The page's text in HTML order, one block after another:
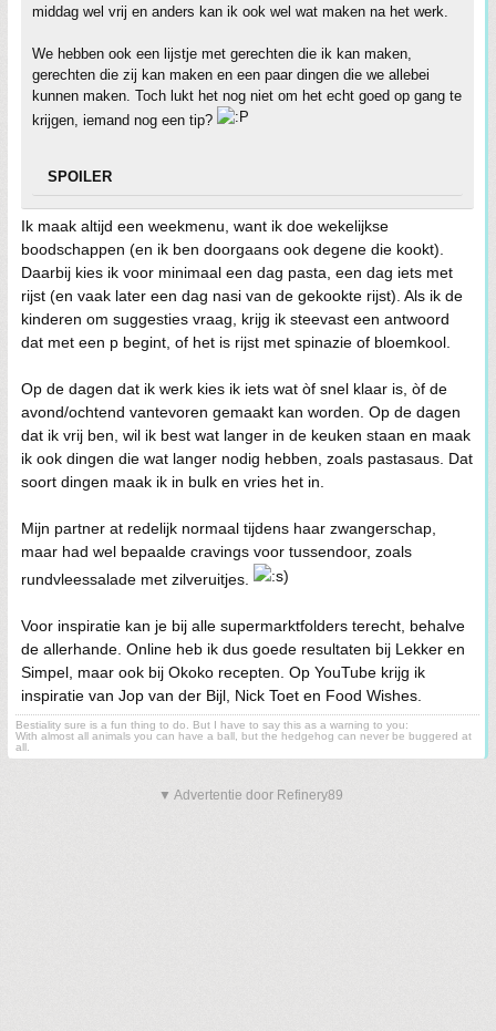
middag wel vrij en anders kan ik ook wel wat maken na het werk.
We hebben ook een lijstje met gerechten die ik kan maken,
gerechten die zij kan maken en een paar dingen die we allebei
kunnen maken. Toch lukt het nog niet om het echt goed op gang te
krijgen, iemand nog een tip?
SPOILER
Ik maak altijd een weekmenu, want ik doe wekelijkse
boodschappen (en ik ben doorgaans ook degene die kookt).
Daarbij kies ik voor minimaal een dag pasta, een dag iets met
rijst (en vaak later een dag nasi van de gekookte rijst). Als ik de
kinderen om suggesties vraag, krijg ik steevast een antwoord
dat met een p begint, of het is rijst met spinazie of bloemkool.
Op de dagen dat ik werk kies ik iets wat òf snel klaar is, òf de
avond/ochtend vantevoren gemaakt kan worden. Op de dagen
dat ik vrij ben, wil ik best wat langer in de keuken staan en maak
ik ook dingen die wat langer nodig hebben, zoals pastasaus. Dat
soort dingen maak ik in bulk en vries het in.
Mijn partner at redelijk normaal tijdens haar zwangerschap,
maar had wel bepaalde cravings voor tussendoor, zoals
rundvleessalade met zilveruitjes.
Voor inspiratie kan je bij alle supermarktfolders terecht, behalve
de allerhande. Online heb ik dus goede resultaten bij Lekker en
Simpel, maar ook bij Okoko recepten. Op YouTube krijg ik
inspiratie van Jop van der Bijl, Nick Toet en Food Wishes.
Bestiality sure is a fun thing to do. But I have to say this as a warning to you:
With almost all animals you can have a ball, but the hedgehog can never be buggered at
all.
▼ Advertentie door Refinery89